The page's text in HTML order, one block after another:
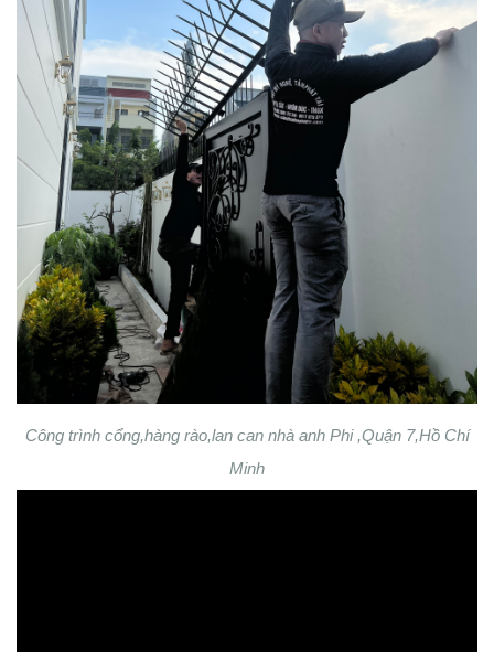
Công trình cổng,hàng rào,lan can nhà anh Phi ,Quận 7,Hồ Chí
Minh